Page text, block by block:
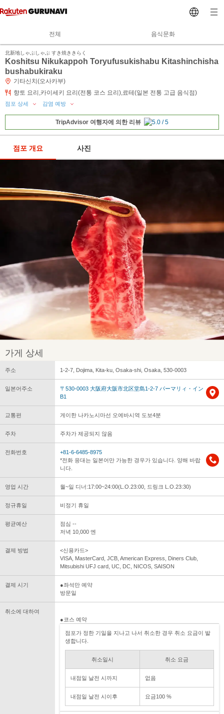
전체 음식문화
北新地しゃぶしゃぶ すき焼ききらく
Koshitsu Nikukappoh Toryufusukishabu Kitashinchisha
bushabukiraku
기타신치(오사카부)
향토 요리,카이세키 요리(전통 코스 요리),료테(일본 전통 고급 음식점)
점포 상세 감염 예방
TripAdvisor 여행자에 의한 리뷰
점포 개요 사진
가게 상세
주소 1-2-7, Dojima, Kita-ku, Osaka-shi, Osaka, 530-0003
일본어주소
〒530-0003 大阪府大阪市北区堂島1-2-7 パーマリィ・イン
B1
교통편 게이한 나카노시마선 오에바시역 도보4분
주차 주차가 제공되지 않음
전화번호
+81-6-6485-8975
*전화 응대는 일본어만 가능한 경우가 있습니다. 양해 바랍
니다.
영업 시간 월~일 디너:17:00~24:00(L.O.23:00, 드링크 L.O.23:30)
정규휴일 비정기 휴일
평균예산
점심 --
저녁 10,000 엔
결제 방법
<신용카드>
VISA, MasterCard, JCB, American Express, Diners Club,
Mitsubishi UFJ card, UC, DC, NICOS, SAISON
결제 시기
●좌석만 예약
방문일
취소에 대하여
●코스 예약
점포가 정한 기일을 지나고 나서 취소한 경우 취소 요금이 발
생합니다.
취소일시 취소 요금
내점일 날전 시까지 없음
내점일 날전 시이후 요금100 %